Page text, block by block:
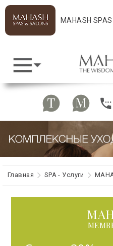
MAHASH
Главная SPA - Услуги